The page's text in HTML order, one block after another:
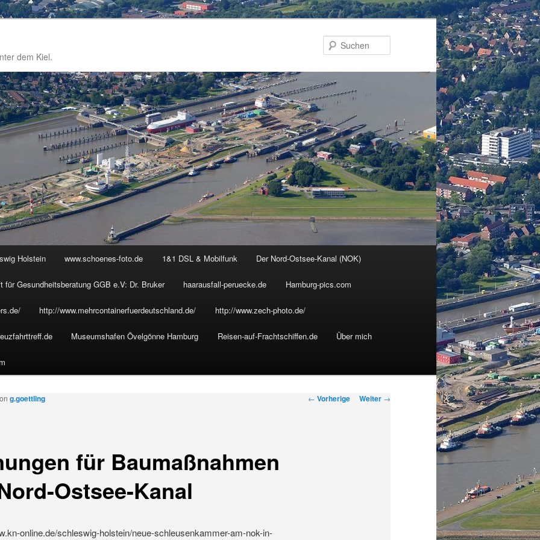
dem Kiel.
Holstein www.schoenes-foto.de 1&1 DSL & Mobilfunk Der Nord-Ostsee-Kanal (NOK)
für Gesundheitsberatung GGB e.V: Dr. Bruker haarausfall-peruecke.de Hamburg-pics.com
http://www.mehrcontainerfuerdeutschland.de/ http://www.zech-photo.de/
Museumshafen Övelgönne Hamburg Reisen-auf-Frachtschiffen.de Über mich
B
← Vorherige Weiter →
für Baumaßnahmen
Ostsee-Kanal
g.goettling
online.de/schleswig-holstein/neue-schleusenkammer-am-nok-in-